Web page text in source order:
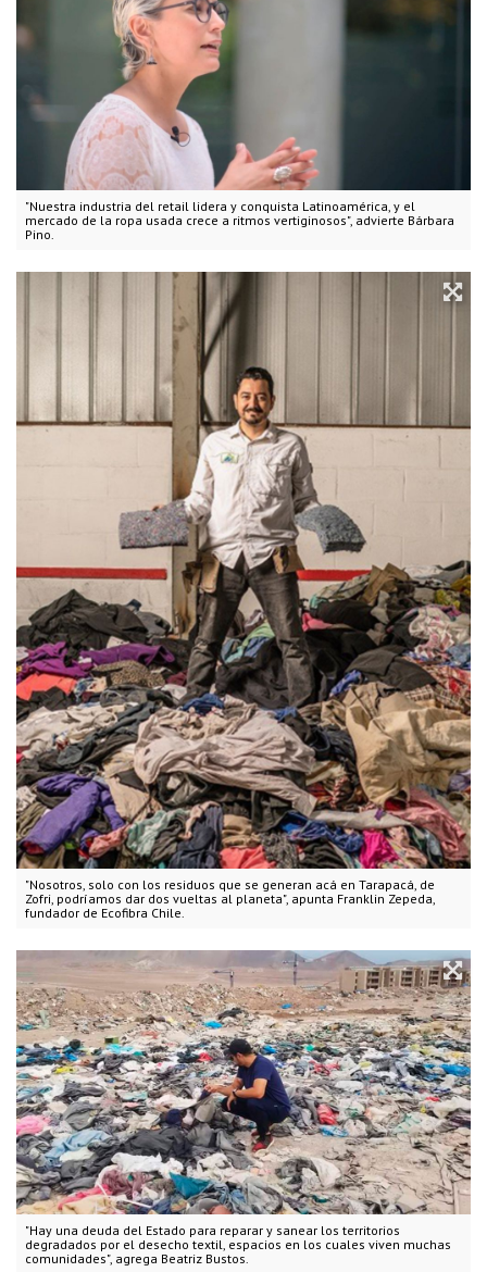
"Nuestra industria del retail lidera y conquista Latinoamérica, y el
mercado de la ropa usada crece a ritmos vertiginosos", advierte Bárbara
Pino.
"Nosotros, solo con los residuos que se generan acá en Tarapacá, de
Zofri, podríamos dar dos vueltas al planeta", apunta Franklin Zepeda,
fundador de Ecofibra Chile.
"Hay una deuda del Estado para reparar y sanear los territorios
degradados por el desecho textil, espacios en los cuales viven muchas
comunidades", agrega Beatriz Bustos.